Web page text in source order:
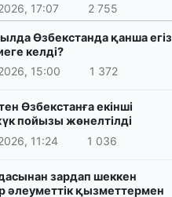
17:07 2 755
Өзбекстанда қанша егіз
келді?
15:00
1 372
Өзбекстанға екінші
пойызы жөнелтілді
11:24
1 036
зардап шеккен
әлеуметтік қызметтермен